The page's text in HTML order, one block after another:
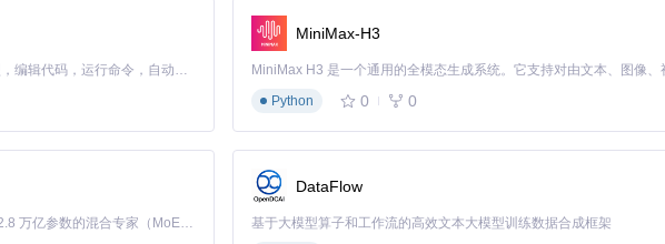
, bundleIdentifier:
session:
Claude Code 的开源替代方案。连接任意大模型，编辑代码，运行命令，自动验证 — 全自动执行。用 Rust 构建，极致性能。 ｜ An open-source alternative to Claude Code. Connect any LLM, edit code, run commands, and verify changes — autonomously. Built in Rust for speed. Get Started
MiniMax-H3
Python
0 0
Kimi K3 是Kimi能力最强的模型：这是一个拥有 2.8 万亿参数的混合专家（MoE）模型，具备原生视觉理解能力，并支持 100 万 token 的上下文窗口。
DataFlow
基于大模型算子和工作流的高效文本大模型训练数据合成框架